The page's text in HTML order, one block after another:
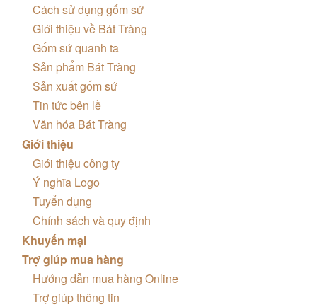
Cách sử dụng gốm sứ
Giới thiệu về Bát Tràng
Gốm sứ quanh ta
Sản phẩm Bát Tràng
Sản xuất gốm sứ
Tin tức bên lề
Văn hóa Bát Tràng
Giới thiệu
Giới thiệu công ty
Ý nghĩa Logo
Tuyển dụng
Chính sách và quy định
Khuyến mại
Trợ giúp mua hàng
Hướng dẫn mua hàng Online
Trợ giúp thông tin